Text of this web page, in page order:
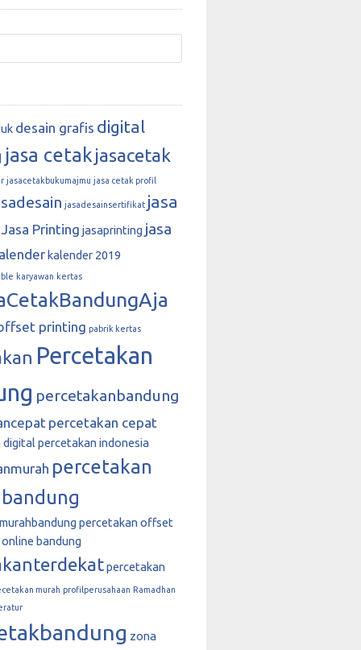
desain grafis digital
jasa cetak jasacetak
jasacetakbukumajmu jasa cetak profil
jasadesainsertifikat jasa
Jasa Printing jasaprinting jasa
kalender 2019
karyawan kertas
printing pabrik kertas
Percetakan
percetakanbandung
percetakan cepat
digital percetakan indonesia
percetakan
percetakan offset
bandung
percetakan
murah profilperusahaan Ramadhan
zona